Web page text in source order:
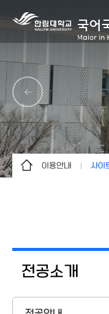
이용안내
특별활동
학생활동
이용안내
사이
전공소개